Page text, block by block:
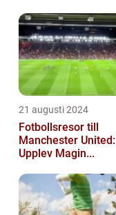
21 augusti 2024
Fotbollsresor till
Manchester United:
Upplev Magin...